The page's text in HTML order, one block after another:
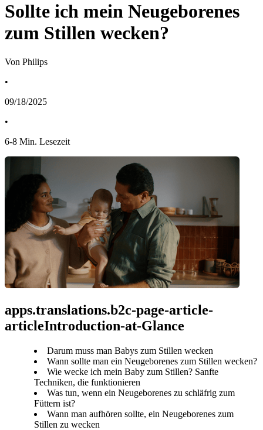
Sollte ich mein Neugeborenes
zum Stillen wecken?
Von Philips
•
09/18/2025
•
6-8 Min. Lesezeit
apps.translations.b2c-page-article-
articleIntroduction-at-Glance
Darum muss man Babys zum Stillen wecken
Wann sollte man ein Neugeborenes zum Stillen wecken?
Wie wecke ich mein Baby zum Stillen? Sanfte
Techniken, die funktionieren
Was tun, wenn ein Neugeborenes zu schläfrig zum
Füttern ist?
Wann man aufhören sollte, ein Neugeborenes zum
Stillen zu wecken